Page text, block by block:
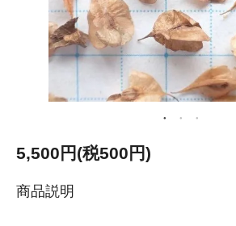
5,500円(税500円)
商品説明